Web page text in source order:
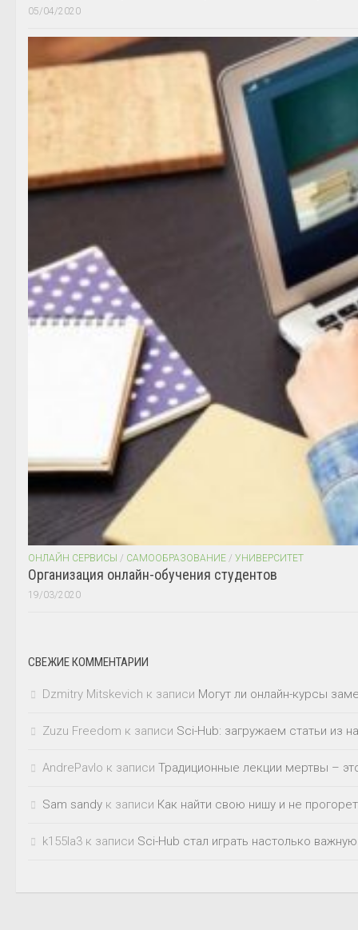
05/04/2020
ОНЛАЙН СЕРВИСЫ / САМООБРАЗОВАНИЕ / УНИВЕРСИТЕТ
Организация онлайн-обучения студентов
19/03/2020
СВЕЖИЕ КОММЕНТАРИИ
Dzmitry Mitskevich к записи Могут ли онлайн-курсы
Zuzu Freedom к записи Sci-Hub: загружаем статьи из
AndrePavlo к записи Традиционные лекции мертвы –
Sam sandy к записи Как найти свою нишу и не
k155la3 к записи Sci-Hub стал играть настолько